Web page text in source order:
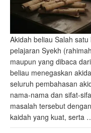
Akidah beliau Salah
pelajaran Syekh
maupun yang dibaca
beliau menegaskan
seluruh pembahasan
nama-nama dan sifat-
masalah tersebut
kaidah yang kuat, serta